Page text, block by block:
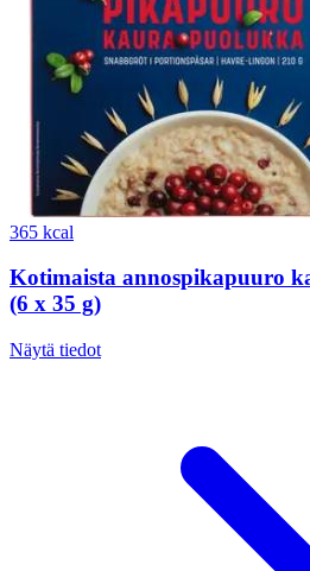
365 kcal
Kotimaista annospikapuuro
(6 x 35 g)
Näytä tiedot